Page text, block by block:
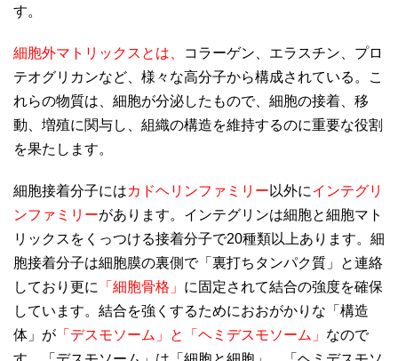
す。
細胞外マトリックスとは、
コラーゲン、エラスチン、プロ
テオグリカンなど、様々な高分子から構成されている。こ
れらの物質は、細胞が分泌したもので、細胞の接着、移
動、増殖に関与し、組織の構造を維持するのに重要な役割
を果たします。
細胞接着分子にはカドヘリンファミリー 以外にインテグリ
ンファミリーがあります。インテグリンは細胞と細胞マト
リックスをくっつける接着分子で20種類以上あります。細
胞接着分子は細胞膜の裏側で「裏打ちタンパク質」と連絡
しており更に
「細胞骨格」 に固定されて結合の強度を確保
しています。結合を強くするためにおおがかりな「構造
体」が 「デスモソーム」と「ヘミデスモソーム」 なので